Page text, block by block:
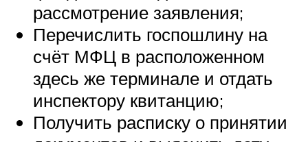
рассмотрение заявления;
Перечислить госпошлину на
счёт МФЦ в расположенном
здесь же терминале и отдать
инспектору квитанцию;
Получить расписку о принятии